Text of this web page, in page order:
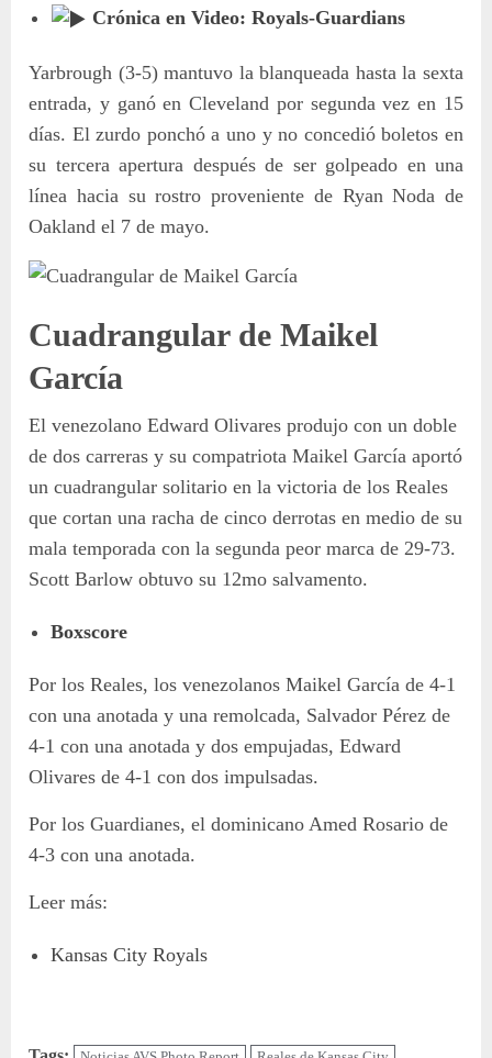
Crónica en Video: Royals-Guardians
Yarbrough (3-5) mantuvo la blanqueada hasta la sexta
entrada, y ganó en Cleveland por segunda vez en 15
días. El zurdo ponchó a uno y no concedió boletos en
su tercera apertura después de ser golpeado en una
línea hacia su rostro proveniente de Ryan Noda de
Oakland el 7 de mayo.
Cuadrangular de Maikel
García
El venezolano Edward Olivares produjo con un doble
de dos carreras y su compatriota Maikel García aportó
un cuadrangular solitario en la victoria de los Reales
que cortan una racha de cinco derrotas en medio de su
mala temporada con la segunda peor marca de 29-73.
Scott Barlow obtuvo su 12mo salvamento.
Boxscore
Por los Reales, los venezolanos Maikel García de 4-1
con una anotada y una remolcada, Salvador Pérez de
4-1 con una anotada y dos empujadas, Edward
Olivares de 4-1 con dos impulsadas.
Por los Guardianes, el dominicano Amed Rosario de
4-3 con una anotada.
Leer más:
Kansas City Royals